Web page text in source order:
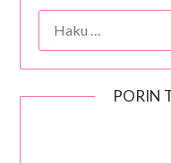
PORIN